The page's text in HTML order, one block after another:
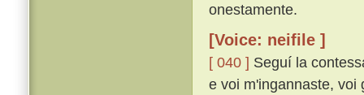
onestamente.
[Voice: neifile ]
[ 040 ] Seguí la
e voi m'ingannaste, voi